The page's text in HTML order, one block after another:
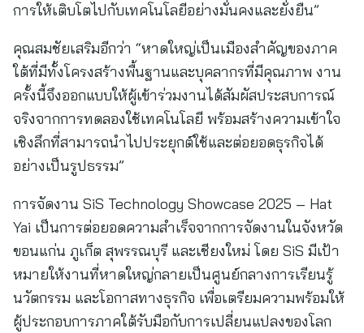
การให้เติบโตไปกับเทคโนโลยีอย่างมั่นคงและยั่งยืน”
คุณสมชัยเสริมอีกว่า “หาดใหญ่เป็นเมืองสำคัญของภาค
ใต้ที่มีทั้งโครงสร้างพื้นฐานและบุคลากรที่มีคุณภาพ งาน
ครั้งนี้จึงออกแบบให้ผู้เข้าร่วมงานได้สัมผัสประสบการณ์
จริงจากการทดลองใช้เทคโนโลยี พร้อมสร้างความเข้าใจ
เชิงลึกที่สามารถนำไปประยุกต์ใช้และต่อยอดธุรกิจได้
อย่างเป็นรูปธรรม”
การจัดงาน SiS Technology Showcase 2025 – Hat
Yai เป็นการต่อยอดความสำเร็จจากการจัดงานในจังหวัด
ขอนแก่น ภูเก็ต สุพรรณบุรี และเชียงใหม่ โดย SiS มีเป้า
หมายให้งานที่หาดใหญ่กลายเป็นศูนย์กลางการเรียนรู้
นวัตกรรม และโอกาสทางธุรกิจ เพื่อเตรียมความพร้อมให้
ผู้ประกอบการภาคใต้รับมือกับการเปลี่ยนแปลงของโลก